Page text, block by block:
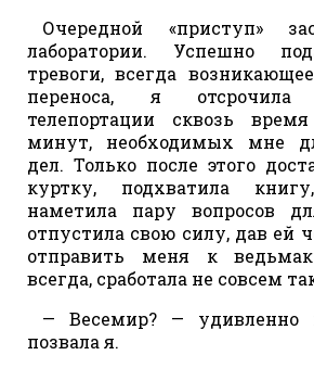
Очередной «приступ»
лаборатории. Успешно
тревоги, всегда
переноса, я отсрочила
телепортации сквозь
минут, необходимых мне
дел. Только после этого
куртку, подхватила
наметила пару вопросов
отпустила свою силу, дав ей
отправить меня к
всегда, сработала не совсем
— Весемир? — удивленно
позвала я.